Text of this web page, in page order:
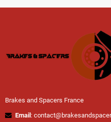
Brakes and Spacers France
Email :